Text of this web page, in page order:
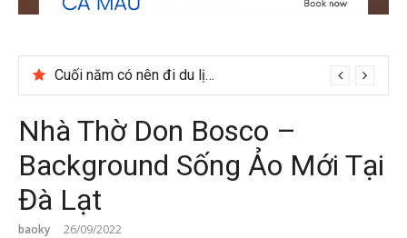
Cuối năm có nên đi du lịch Phú Quốc không?
Nhà Thờ Don Bosco –
Background Sống Ảo Mới Tại
Đà Lạt
baoky 26/09/2022